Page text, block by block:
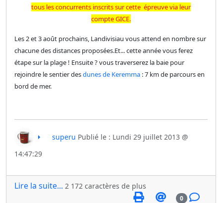
tous les concurrents inscrits sur cette épreuve via leur
compte GICE.
Les 2 et 3 août prochains, Landivisiau vous attend en nombre sur
chacune des distances proposées.Et... cette année vous ferez
étape sur la plage ! Ensuite ? vous traverserez la baie pour
rejoindre le sentier desdunes de Keremma : 7 km de parcours en
bord de mer.
superu Publié le : Lundi 29 juillet 2013 @
14:47:29
Lire la suite... 2 172 caractères de plus
0